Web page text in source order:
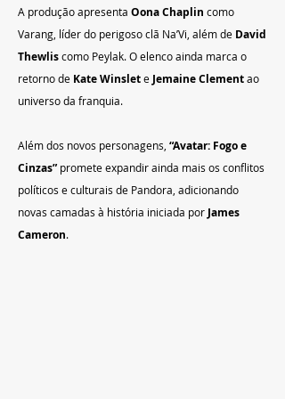
A produção apresenta Oona Chaplin como
Varang, líder do perigoso clã Na’Vi, além de David
Thewlis como Peylak. O elenco ainda marca o
retorno de Kate Winslet e Jemaine Clement ao
universo da franquia.
Além dos novos personagens, “Avatar: Fogo e
Cinzas” promete expandir ainda mais os conflitos
políticos e culturais de Pandora, adicionando
novas camadas à história iniciada por James
Cameron.